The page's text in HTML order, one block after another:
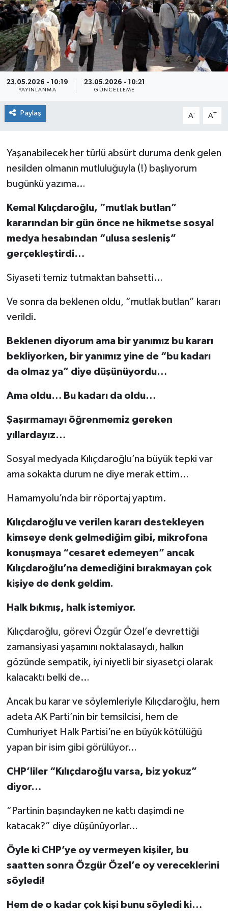
23.05.2026 - 10:19
YAYINLANMA
23.05.2026 - 10:21
GÜNCELLEME
Paylaş A- A+
Yaşanabilecek her türlü absürt duruma denk gelen
nesilden olmanın mutluluğuyla (!) başlıyorum
bugünkü yazıma…
Kemal Kılıçdaroğlu, “mutlak butlan”
kararından bir gün önce ne hikmetse sosyal
medya hesabından “ulusa sesleniş”
gerçekleştirdi…
Siyaseti temiz tutmaktan bahsetti…
Ve sonra da beklenen oldu, “mutlak butlan” kararı
verildi.
Beklenen diyorum ama bir yanımız bu kararı
bekliyorken, bir yanımız yine de “bu kadarı
da olmaz ya” diye düşünüyordu…
Ama oldu… Bu kadarı da oldu…
Şaşırmamayı öğrenmemiz gereken
yıllardayız…
Sosyal medyada Kılıçdaroğlu’na büyük tepki var
ama sokakta durum ne diye merak ettim…
Hamamyolu’nda bir röportaj yaptım.
Kılıçdaroğlu ve verilen kararı destekleyen
kimseye denk gelmediğim gibi, mikrofona
konuşmaya “cesaret edemeyen” ancak
Kılıçdaroğlu’na demediğini bırakmayan çok
kişiye de denk geldim.
Halk bıkmış, halk istemiyor.
Kılıçdaroğlu, görevi Özgür Özel’e devrettiği
zamansiyasi yaşamını noktalasaydı, halkın
gözünde sempatik, iyi niyetli bir siyasetçi olarak
kalacaktı belki de…
Ancak bu karar ve söylemleriyle Kılıçdaroğlu, hem
adeta AK Parti’nin bir temsilcisi, hem de
Cumhuriyet Halk Partisi’ne en büyük kötülüğü
yapan bir isim gibi görülüyor…
CHP’liler “Kılıçdaroğlu varsa, biz yokuz”
diyor…
“Partinin başındayken ne kattı daşimdi ne
katacak?” diye düşünüyorlar…
Öyle ki CHP’ye oy vermeyen kişiler, bu
saatten sonra Özgür Özel’e oy vereceklerini
söyledi!
Hem de o kadar çok kişi bunu söyledi ki…
Siyaset
Spor